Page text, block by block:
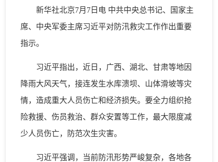
新华社北京7月7日电 中共中央总书记、国家主
席、中央军委主席习近平对防汛救灾工作作出重要
指示。
习近平指出，近日，广西、湖北、甘肃等地因
降雨大风天气，接连发生水库溃坝、山体滑坡等灾
情，造成重大人员伤亡和经济损失。要全力组织抢
险救援、伤员救治、群众安置等工作，最大限度减
少人员伤亡，防范次生灾害。
习近平强调，当前防汛形势严峻复杂，各地各